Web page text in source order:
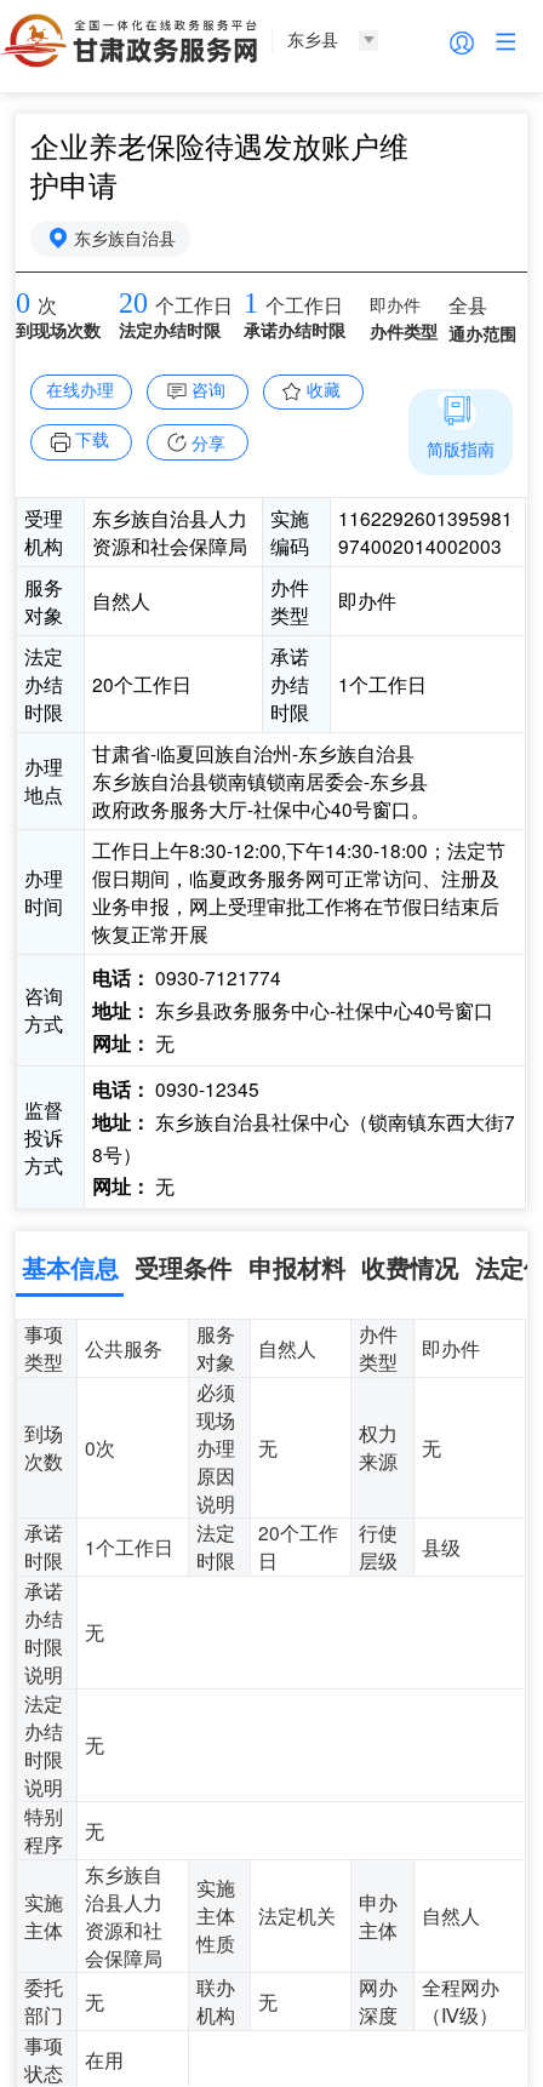
东乡县
企业养老保险待遇发放账户维
护申请
东乡族自治县
0 次
到现场次数
20 个工作日
法定办结时限
1 个工作日
承诺办结时限
即办件
办件类型
全县
通办范围
在线办理 咨询 收藏
下载 分享
受理
机构
东乡族自治县人力
资源和社会保障局
实施
编码
1162292601395981
974002014002003
服务
对象
自然人
办件
类型
即办件
法定
办结
时限
20个工作日
承诺
办结
时限
1个工作日
办理
地点
甘肃省-临夏回族自治州-东乡族自治县
东乡族自治县锁南镇锁南居委会-东乡县
政府政务服务大厅-社保中心40号窗口。
办理
时间
工作日上午8:30-12:00,下午14:30-18:00；法定节
假日期间，临夏政务服务网可正常访问、注册及
业务申报，网上受理审批工作将在节假日结束后
恢复正常开展
咨询
方式
电话： 0930-7121774
地址： 东乡县政务服务中心-社保中心40号窗口
网址： 无
监督
投诉
方式
电话： 0930-12345
地址： 东乡族自治县社保中心（锁南镇东西大街7
8号）
网址： 无
简版指南
基本信息 受理条件 申报材料 收费情况 法定
事项
类型
公共服务
服务
对象
自然人
办件
类型
即办件
到场
次数
0次
必须
现场
办理
原因
说明
无
权力
来源
无
承诺
时限
1个工作日
法定
时限
20个工作
日
行使
层级
县级
承诺
办结
时限
说明
无
法定
办结
时限
说明
无
特别
程序
无
实施
主体
东乡族自
治县人力
资源和社
会保障局
实施
主体
性质
法定机关
申办
主体
自然人
委托
部门
无
联办
机构
无
网办
深度
全程网办
（Ⅳ级）
事项
状态
在用